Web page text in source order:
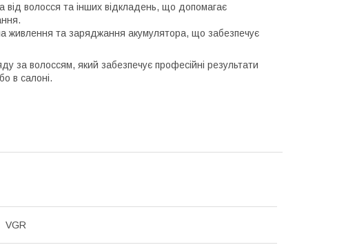
волосся та інших відкладень, що допомагає
та заряджання акумулятора, що забезпечує
за волоссям, який забезпечує професійні результати
в салоні.
VGR